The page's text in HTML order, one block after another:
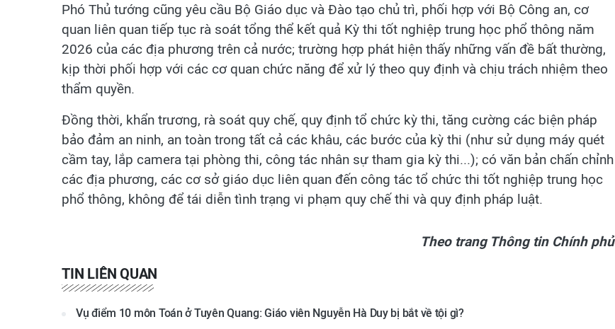
Phó Thủ tướng cũng yêu cầu Bộ Giáo dục và Đào tạo chủ trì, phối hợp với Bộ Công an, cơ
quan liên quan tiếp tục rà soát tổng thể kết quả Kỳ thi tốt nghiệp trung học phổ thông năm
2026 của các địa phương trên cả nước; trường hợp phát hiện thấy những vấn đề bất thường,
kịp thời phối hợp với các cơ quan chức năng để xử lý theo quy định và chịu trách nhiệm theo
thẩm quyền.
Đồng thời, khẩn trương, rà soát quy chế, quy định tổ chức kỳ thi, tăng cường các biện pháp
bảo đảm an ninh, an toàn trong tất cả các khâu, các bước của kỳ thi (như sử dụng máy quét
cầm tay, lắp camera tại phòng thi, công tác nhân sự tham gia kỳ thi...); có văn bản chấn chỉnh
các địa phương, các cơ sở giáo dục liên quan đến công tác tổ chức thi tốt nghiệp trung học
phổ thông, không để tái diễn tình trạng vi phạm quy chế thi và quy định pháp luật.
Theo trang Thông tin Chính phủ
TIN LIÊN QUAN
Vụ điểm 10 môn Toán ở Tuyên Quang: Giáo viên Nguyễn Hà Duy bị bắt về tội gì?